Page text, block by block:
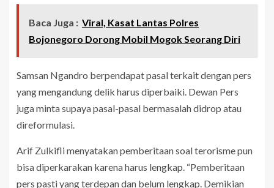
Baca Juga : Viral, Kasat Lantas Polres
Bojonegoro Dorong Mobil Mogok Seorang Diri
Samsan Ngandro berpendapat pasal terkait dengan pers
yang mengandung delik harus diperbaiki. Dewan Pers
juga minta supaya pasal-pasal bermasalah didrop atau
direformulasi.
Arif Zulkifli menyatakan pemberitaan soal terorisme pun
bisa diperkarakan karena harus lengkap. “Pemberitaan
pers pasti yang terdepan dan belum lengkap. Demikian